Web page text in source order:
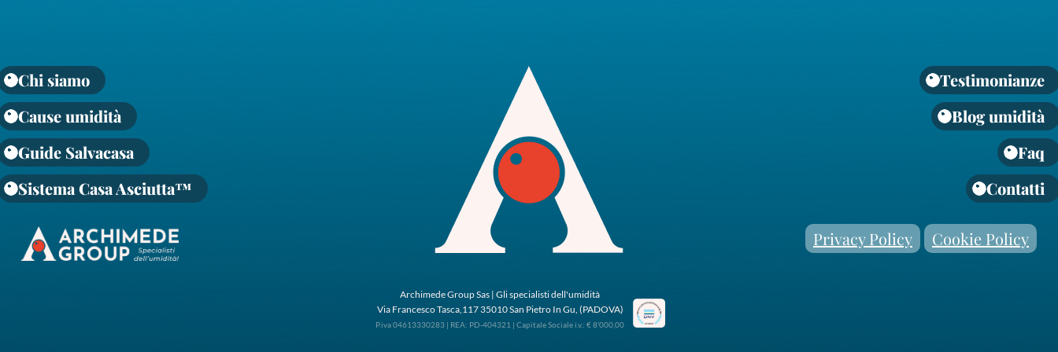
Chi siamo
Cause umidità
Guide Salvacasa
Sistema Casa Asciutta™
Archimede Group Sas | Gli specialisti dell'umidità
Via Francesco Tasca,117 35010 San Pietro In Gu, (PADOVA)
P.iva 04613330283 | REA: PD-404321 | Capitale Sociale i.v.: € 8'000,00
Testimonianze
Blog umidità
Faq
Contatti
Privacy Policy Cookie Policy